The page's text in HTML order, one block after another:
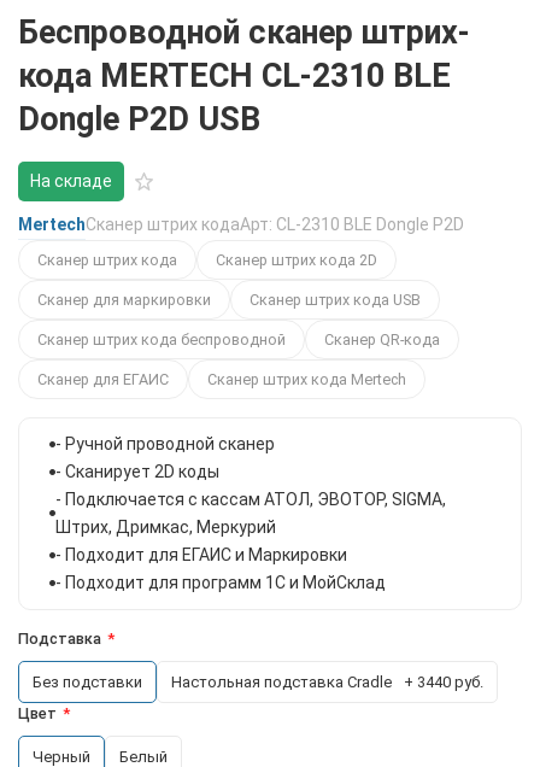
Беспроводной сканер штрих-
кода MERTECH CL-2310 BLE
Dongle P2D USB
На складе
MertechСканер штрих кодаАрт: CL-2310 BLE Dongle P2D
Сканер штрих кода Сканер штрих кода 2D
Сканер для маркировки Сканер штрих кода USB
Сканер штрих кода беспроводной Сканер QR-кода
Сканер для ЕГАИС Сканер штрих кода Mertech
- Ручной проводной сканер
- Сканирует 2D коды
- Подключается с кассам АТОЛ, ЭВОТОР, SIGMА,
Штрих, Дримкас, Меркурий
- Подходит для ЕГАИС и Маркировки
- Подходит для программ 1С и МойСклад
Подставка
Без подставки Настольная подставка Cradle
+ 3440 руб.
Цвет
Черный Белый